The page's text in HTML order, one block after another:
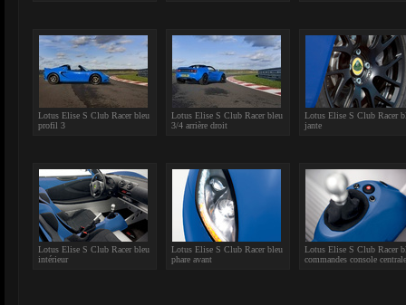
Lotus Elise S Club Racer bleu
profil 3
Lotus Elise S Club Racer bleu
3/4 arrière droit
Lotus Elise S Club Racer
jante
Lotus Elise S Club Racer bleu
intérieur
Lotus Elise S Club Racer bleu
phare avant
Lotus Elise S Club Racer
commandes console centrale